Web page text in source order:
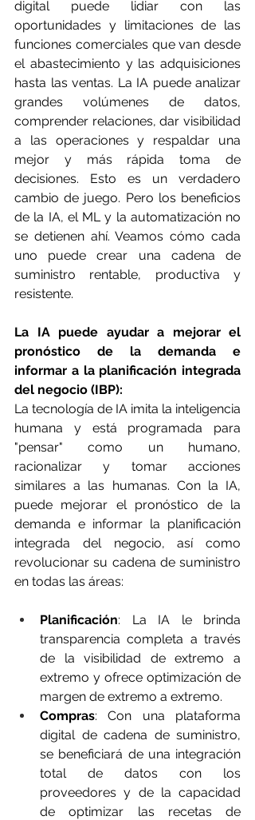
digital puede lidiar con las
oportunidades y limitaciones de las
funciones comerciales que van desde
el abastecimiento y las adquisiciones
hasta las ventas. La IA puede analizar
grandes volúmenes de datos,
comprender relaciones, dar visibilidad
a las operaciones y respaldar una
mejor y más rápida toma de
decisiones. Esto es un verdadero
cambio de juego. Pero los beneficios
de la IA, el ML y la automatización no
se detienen ahí. Veamos cómo cada
uno puede crear una cadena de
suministro rentable, productiva y
resistente.
La IA puede ayudar a mejorar el
pronóstico de la demanda e
informar a la planificación integrada
del negocio (IBP):
La tecnología de IA imita la inteligencia
humana y está programada para
"pensar" como un humano,
racionalizar y tomar acciones
similares a las humanas. Con la IA,
puede mejorar el pronóstico de la
demanda e informar la planificación
integrada del negocio, así como
revolucionar su cadena de suministro
en todas las áreas:
Planificación: La IA le brinda
transparencia completa a través
de la visibilidad de extremo a
extremo y ofrece optimización de
margen de extremo a extremo.
Compras: Con una plataforma
digital de cadena de suministro,
se beneficiará de una integración
total de datos con los
proveedores y de la capacidad
de optimizar las recetas de